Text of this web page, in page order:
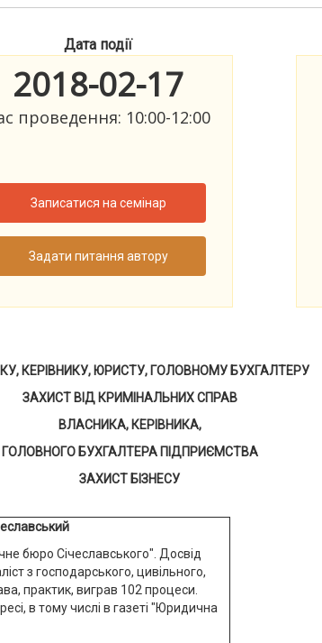
Дата події
2018-02-17
проведення: 10:00-12:00
Записатися на семінар
Задати питання автору
КЕРІВНИКУ, ЮРИСТУ, ГОЛОВНОМУ БУХГАЛТЕРУ
ЗАХИСТ ВІД КРИМІНАЛЬНИХ СПРАВ
ВЛАСНИКА, КЕРІВНИКА,
ГОЛОВНОГО БУХГАЛТЕРА ПІДПРИЄМСТВА
ЗАХИСТ БІЗНЕСУ
бюро Січеславського". Досвід
з господарського, цивільного,
практик, виграв 102 процеси.
в тому числі в газеті "Юридична